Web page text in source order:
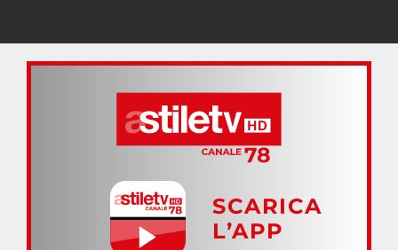
SCARICA
L’APP